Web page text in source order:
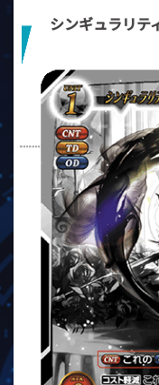
シンギュラリテ